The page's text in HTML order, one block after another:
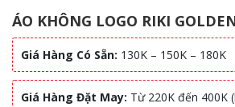
ÁO KHÔNG LOGO RIKI
Giá Hàng Có Sẵn: 130K – 150K – 180K
Giá Hàng Đặt May: Từ 220K đến 400K